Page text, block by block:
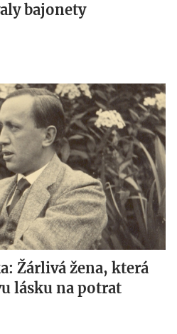
bajonety
Žárlivá žena, která
lásku na potrat